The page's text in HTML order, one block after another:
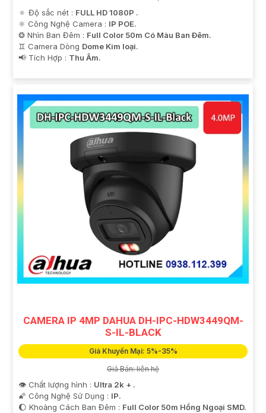
🔅 Độ sắc nét : FULL HD 1080P .
⚛️ Công Nghệ Camera : IP POE.
❂ Nhìn Ban Đêm : Full Color 50m Có Màu Ban Ðêm.
♊ Camera Dòng Dome Kim loại.
️📢 Tích Hợp : Thu Âm.
CAMERA IP 4MP DAHUA DH-IPC-HDW3449QM-
S-IL-BLACK
Giá Khuyến Mại: 5%-35%
Giá Bán: liên hệ
👁 Chất lượng hình : Ultra 2k + .
🌠 Công Nghệ Sử Dụng : IP.
🌔 Khoảng Cách Ban Đêm : Full Color 50m Hồng Ngoại SMD.